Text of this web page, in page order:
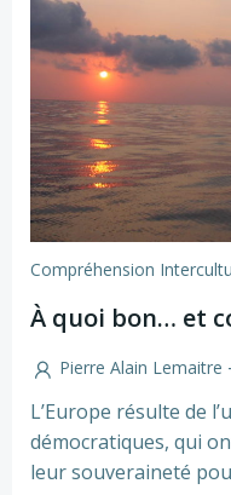
Compréhension
À quoi bon… et
Pierre Alain Lemaitre
L’Europe résulte de
démocratiques, qui
leur souveraineté